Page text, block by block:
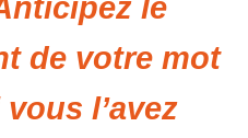
le
de votre mot
l’avez